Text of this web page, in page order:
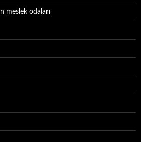
meslek odaları